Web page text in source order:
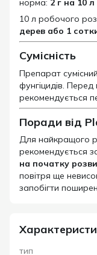
норма: 2 г на 10
10 л робочого
дерев або 1
Сумісність
Препарат сумісний
фунгіцидів.
рекомендується
Поради від
Для найкращого
рекомендується
на початку
повітря ще
запобігти
тип